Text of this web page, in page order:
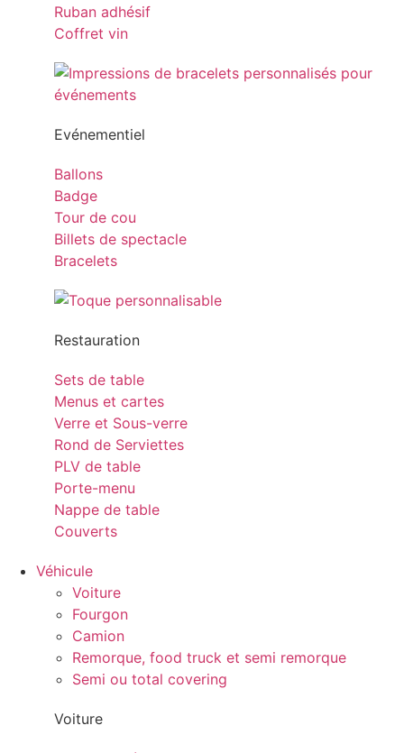
Ruban adhésif
Coffret vin
Evénementiel
Ballons
Badge
Tour de cou
Billets de spectacle
Bracelets
Restauration
Sets de table
Menus et cartes
Verre et Sous-verre
Rond de Serviettes
PLV de table
Porte-menu
Nappe de table
Couverts
Véhicule
Voiture
Fourgon
Camion
Remorque, food truck et semi remorque
Semi ou total covering
Voiture